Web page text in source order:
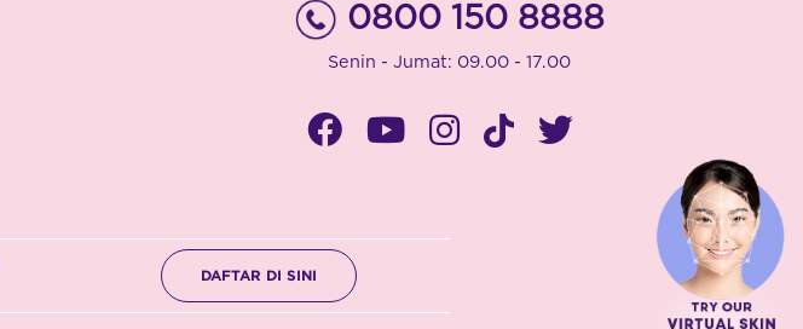
0800 150 8888
Senin - Jumat: 09.00 - 17.00
DAFTAR DI SINI